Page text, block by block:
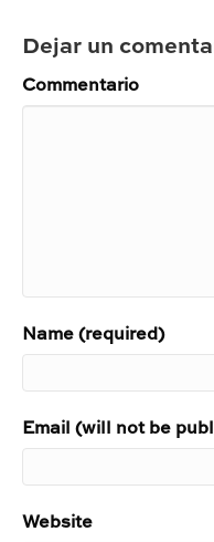
Dejar un
Commentario
Name (required)
Email (will not be
Website